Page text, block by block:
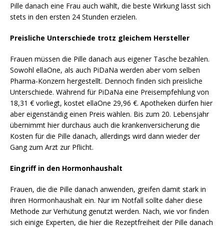
Pille danach eine Frau auch wählt, die beste Wirkung lässt sich
stets in den ersten 24 Stunden erzielen.
Preisliche Unterschiede trotz gleichem Hersteller
Frauen müssen die Pille danach aus eigener Tasche bezahlen.
Sowohl ellaOne, als auch PiDaNa werden aber vom selben
Pharma-Konzern hergestellt. Dennoch finden sich preisliche
Unterschiede. Während für PiDaNa eine Preisempfehlung von
18,31 € vorliegt, kostet ellaOne 29,96 €. Apotheken dürfen hier
aber eigenständig einen Preis wählen. Bis zum 20. Lebensjahr
übernimmt hier durchaus auch die krankenversicherung die
Kosten für die Pille danach, allerdings wird dann wieder der
Gang zum Arzt zur Pflicht.
Eingriff in den Hormonhaushalt
Frauen, die die Pille danach anwenden, greifen damit stark in
ihren Hormonhaushalt ein. Nur im Notfall sollte daher diese
Methode zur Verhütung genutzt werden. Nach, wie vor finden
sich einige Experten, die hier die Rezeptfreiheit der Pille danach